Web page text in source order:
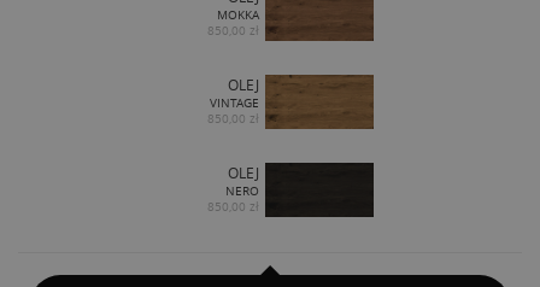
MOKKA
850,00 zł
OLEJ
VINTAGE
850,00 zł
OLEJ
NERO
850,00 zł